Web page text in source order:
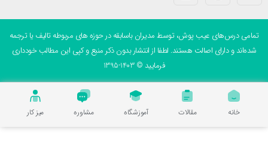
درس‌های عیب پوش، توسط مدیران باسابقه در حوزه های مربوطه تالیف یا ترجمه
و دارای اصالت هستند. لطفا از انتشار بدون ذکر منبع و کپی این مطالب خودداری
فرمایید © 1403-1395
مقالات آموزشگاه مشاوره